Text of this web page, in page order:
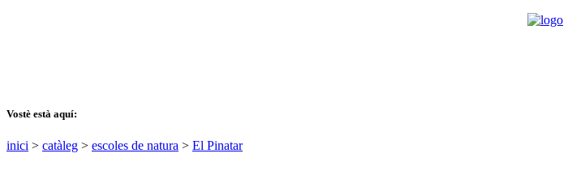
Vostè està aquí:
inici > catàleg > escoles de natura > El Pinatar